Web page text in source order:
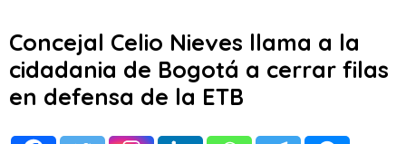
Concejal Celio Nieves llama a la
cidadania de Bogotá a cerrar filas
en defensa de la ETB